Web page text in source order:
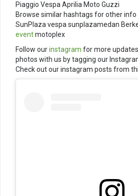
Piaggio Vespa Aprilia Moto Guzzi
Browse similar hashtags for other info
SunPlaza vespa sunplazamedan
eventmotoplex
Follow ourinstagram for more
photos with us by tagging our
Check out our instagram posts from